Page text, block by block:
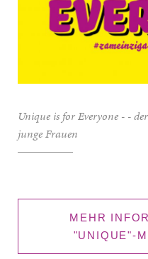
Unique is for Everyone - -
junge Frauen
MEHR
"UNIQUE"-